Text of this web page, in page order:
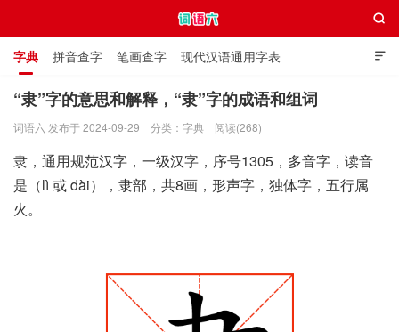

字典 拼音查字 笔画查字 现代汉语通用字表
通用规范汉字表 叠字大全 独体字大全 极简英语词典

“隶”字的意思和解释，“隶”字的成语和组词
词语六 发布于 2024-09-29 分类： 字典 阅读(268)
隶，通用规范汉字，一级汉字，序号1305，多音字，读音
是（lì 或 dài），隶部，共8画，形声字，独体字，五行属
火。